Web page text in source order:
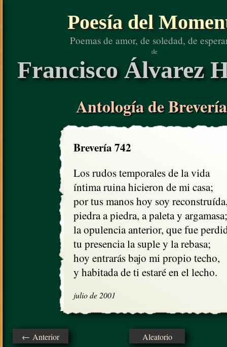
Poesía del
Poemas de amor, de soledad, de
de
Francisco Álvarez
Antología de
Brevería 742
Los rudos temporales de la vida
íntima ruina hicieron de mi casa;
por tus manos hoy soy
piedra a piedra, a paleta y argamasa;
la opulencia anterior, que fue
tu presencia la suple y la rebasa;
hoy entrarás bajo mi propio techo,
y habitada de ti estaré en el lecho.
julio de 2001
← Anterior Aleatorio